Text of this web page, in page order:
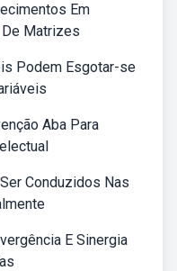
Em
Matrizes
Podem Esgotar-se
Aba Para
Conduzidos Nas
E Sinergia